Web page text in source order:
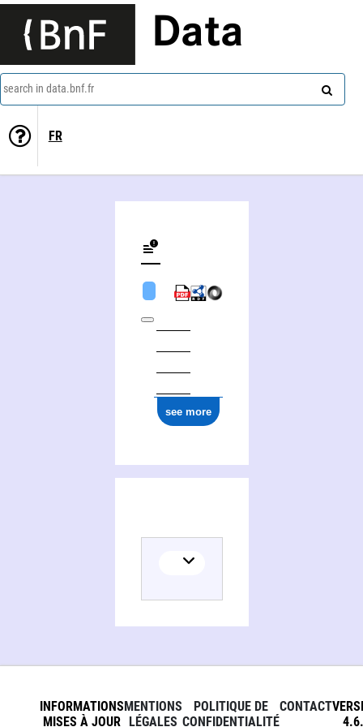
Data
search in data.bnf.fr
FR
see more
INFORMATIONS
MISES À JOUR
MENTIONS
LÉGALES
POLITIQUE DE
CONFIDENTIALITÉ
CONTACT